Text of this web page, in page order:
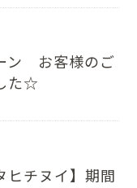
ン お客様のご
た☆
ヒチヌイ】期間